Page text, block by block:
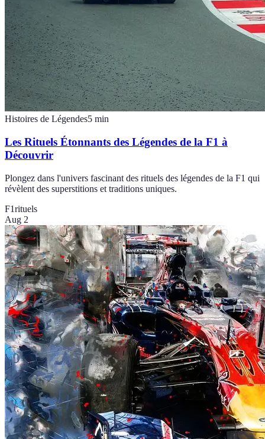
Histoires de Légendes5 min
Les Rituels Étonnants des Légendes de la F1 à
Découvrir
Plongez dans l'univers fascinant des rituels des légendes de la F1 qui
révèlent des superstitions et traditions uniques.
F1rituels
Aug 2